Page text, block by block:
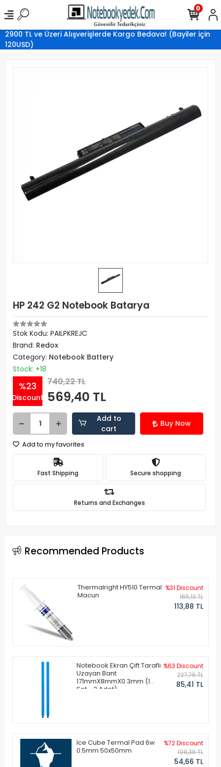
2900 TL ve Üzeri Alışverişlerde Kargo Bedava! (Bayiler için
120USD)
0
HP 242 G2 Notebook Batarya
Stok Kodu: PAILPKREJC
Brand: Redox
Category: Notebook Battery
Stock: +18
%23
Discount
740,22 TL
569,40 TL
Add to
cart
Buy Now
Add to my favorites
Fast Shipping Secure shopping
Returns and Exchanges
Recommended Products
Thermalright HY510 Termal
Macun
%31 Discount
165,13 TL
113,88 TL
Notebook Ekran Çift Taraflı
Uzayan Bant
171mmX8mmX0.3mm (1
Set - 2 Adet)
%63 Discount
227,76 TL
85,41 TL
Ice Cube Termal Pad 6w
0.5mm 50x50mm
%72 Discount
198,38 TL
54,66 TL